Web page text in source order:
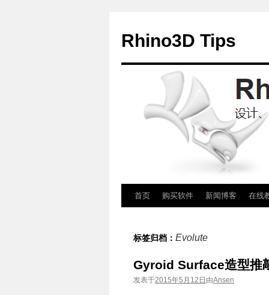
Rhino3D Tips
正
文
首页 购买软件 新闻博客 在线
标签归档： Evolute
Gyroid Surface造型推
发表于2015年5月12日 由Ansen